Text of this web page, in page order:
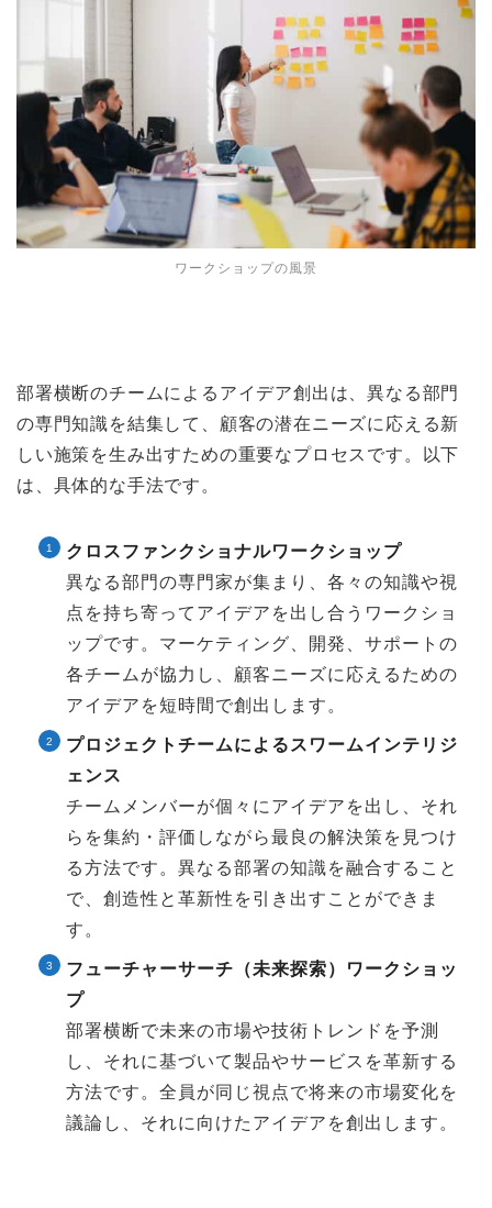
ワークショップの風景
部署横断のチームによるアイデア創出は、異なる部門
の専門知識を結集して、顧客の潜在ニーズに応える新
しい施策を生み出すための重要なプロセスです。以下
は、具体的な手法です。
クロスファンクショナルワークショップ
異なる部門の専門家が集まり、各々の知識や視
点を持ち寄ってアイデアを出し合うワークショ
ップです。マーケティング、開発、サポートの
各チームが協力し、顧客ニーズに応えるための
アイデアを短時間で創出します。
プロジェクトチームによるスワームインテリジ
ェンス
チームメンバーが個々にアイデアを出し、それ
らを集約・評価しながら最良の解決策を見つけ
る方法です。異なる部署の知識を融合すること
で、創造性と革新性を引き出すことができま
す。
フューチャーサーチ（未来探索）ワークショッ
プ
部署横断で未来の市場や技術トレンドを予測
し、それに基づいて製品やサービスを革新する
方法です。全員が同じ視点で将来の市場変化を
議論し、それに向けたアイデアを創出します。